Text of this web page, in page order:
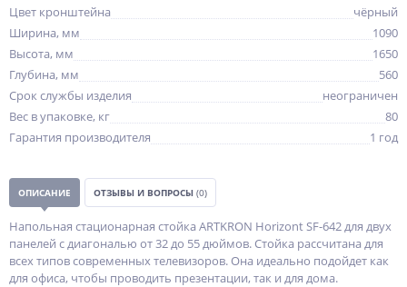
Цвет кронштейна
чёрный
Ширина, мм
1090
Высота, мм
1650
Глубина, мм
560
Срок службы изделия
неограничен
Вес в упаковке, кг
80
Гарантия производителя
1 год
ОПИСАНИЕ ОТЗЫВЫ И ВОПРОСЫ (0)
Напольная стационарная стойка ARTKRON Horizont SF-642 для двух
панелей с диагональю от 32 до 55 дюймов. Стойка рассчитана для
всех типов современных телевизоров. Она идеально подойдет как
для офиса, чтобы проводить презентации, так и для дома.